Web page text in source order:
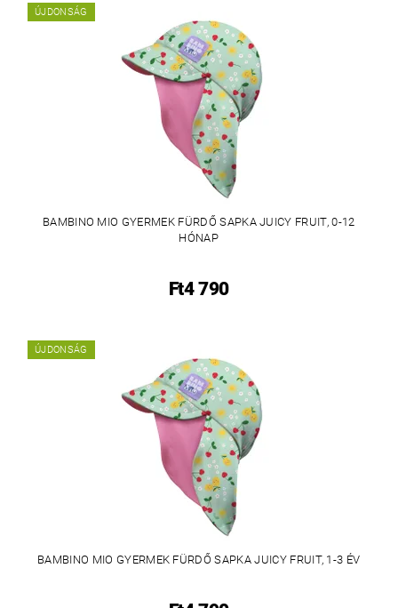
ÚJDONSÁG
BAMBINO MIO GYERMEK FÜRDŐ SAPKA JUICY FRUIT, 0-12
HÓNAP
Ft4 790
ÚJDONSÁG
BAMBINO MIO GYERMEK FÜRDŐ SAPKA JUICY FRUIT, 1-3 ÉV